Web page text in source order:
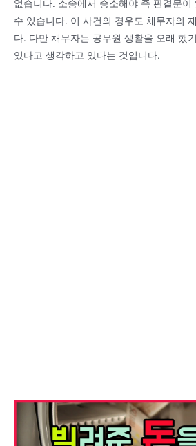
없습니다. 소송에서 승소해야 즉 판결문
수 있습니다. 이 사건의 경우도 채무자의
다. 다만 채무자는 공무원 생활을 오래 했
있다고 생각하고 있다는 것입니다.